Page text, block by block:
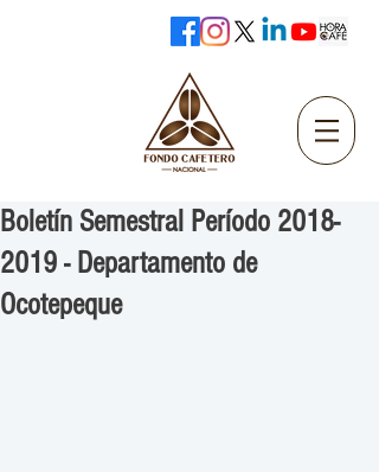
Boletín Semestral Período 2018-
2019 - Departamento de
Ocotepeque